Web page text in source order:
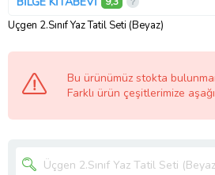
Üçgen 2.Sınıf Yaz Tatil Seti (Beyaz)
Bu ürünümüz stokta
Farklı ürün çeşitlerimize